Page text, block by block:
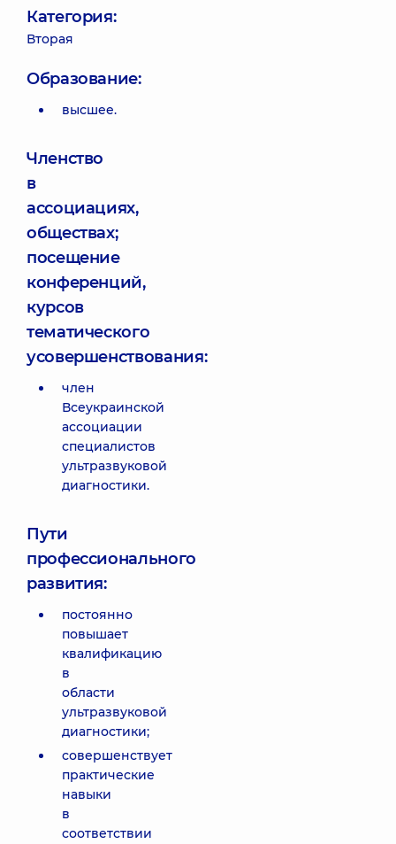
Категория:
Вторая
Образование:
высшее.
Членство
в
ассоциациях,
обществах;
посещение
конференций,
курсов
тематического
усовершенствования:
член
Всеукраинской
ассоциации
специалистов
ультразвуковой
диагностики.
Пути
профессионального
развития:
постоянно
повышает
квалификацию
в
области
ультразвуковой
диагностики;
совершенствует
практические
навыки
в
соответствии